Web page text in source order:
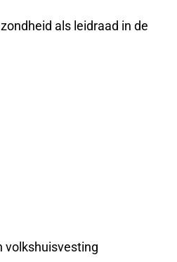
als leidraad in de
volkshuisvesting